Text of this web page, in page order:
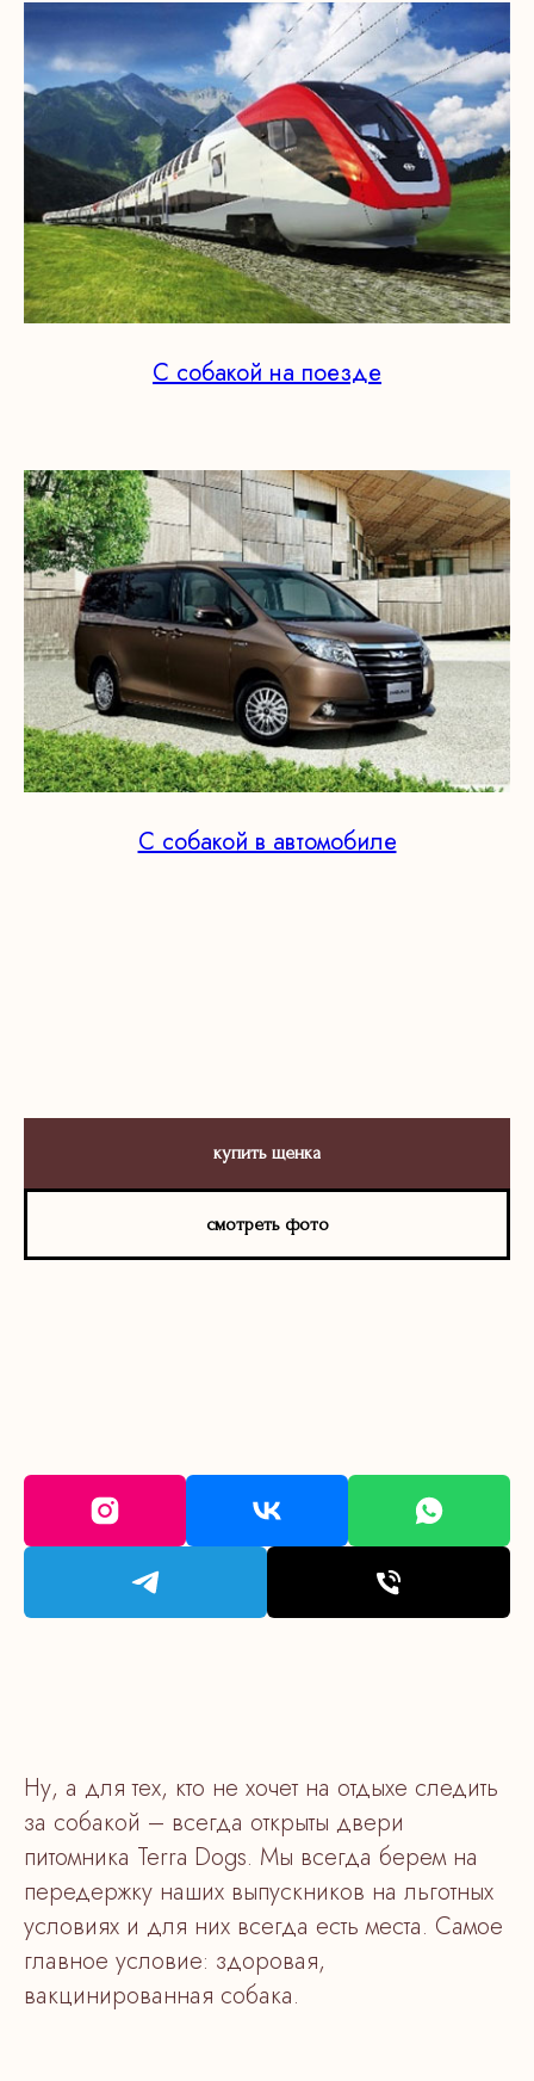
С собакой на поезде
С собакой в автомобиле
купить щенка
смотреть фото
Ну, а для тех, кто не хочет на отдыхе следить
за собакой – всегда открыты двери
питомника Terra Dogs. Мы всегда берем на
передержку наших выпускников на льготных
условиях и для них всегда есть места. Самое
главное условие: здоровая,
вакцинированная собака.